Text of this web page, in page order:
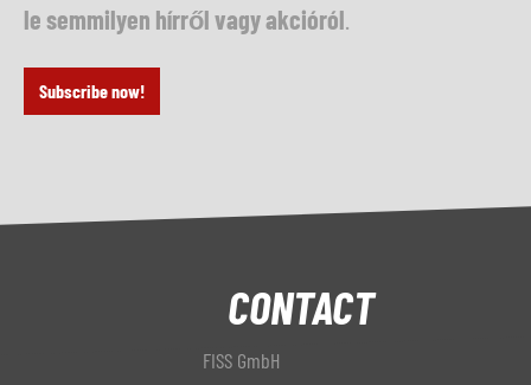
le semmilyen hírről vagy akcióról
Subscribe now!
CONTACT
FISS GmbH